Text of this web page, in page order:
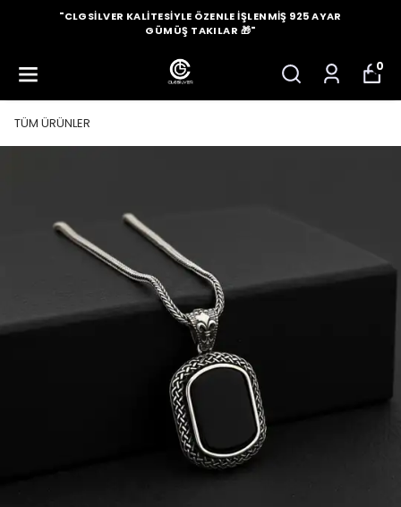
"CLGSILVER KALITESIYLE ÖZENLE İŞLENMIŞ 925 AYAR
GÜMÜŞ TAKILAR 🎁"
0
TÜM ÜRÜNLER